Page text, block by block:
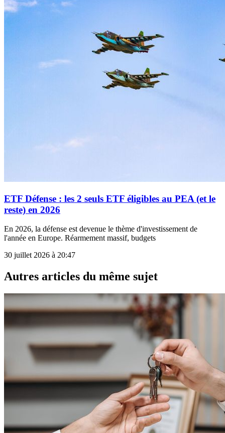
ETF Défense : les 2 seuls ETF éligibles au PEA (et le
reste) en 2026
En 2026, la défense est devenue le thème d'investissement de
l'année en Europe. Réarmement massif, budgets
30 juillet 2026 à 20:47
Autres articles du même sujet